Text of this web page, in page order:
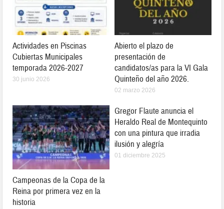
Actividades en Piscinas
Cubiertas Municipales
temporada 2026-2027
30 junio 2026
Abierto el plazo de
presentación de
candidatos/as para la VI Gala
Quinteño del año 2026.
02 marzo 2026
Campeonas de la Copa de la
Reina por primera vez en la
historia
Gregor Flaute anuncia el
Heraldo Real de Montequinto
con una pintura que irradia
ilusión y alegría
01 diciembre 2025